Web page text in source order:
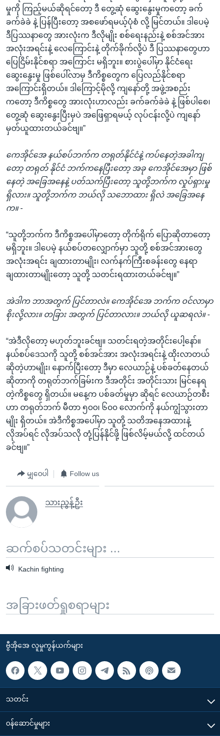
မှုကို ကြည့်မယ်ဆိုရင်တော့ ဒီ တွေ့ဆုံ ဆွေးနွေးမှုကတော့ ခက်
ခက်ခဲခဲ နဲ့ ပြန်ပြီးတော့ အစဖော်ရမယ့်ပုံစံ လို့ မြင်တယ်။ ဒါပေမဲ့
ဒီပြဿနာတွေ အားလုံးက ဒီလိုမျိုး စစ်ရေးနည်းနဲ့ စစ်အင်အား
အလုံးအရင်းနဲ့ လေကြောင်းနဲ့ တိုက်ခိုက်လို့ပဲ ဒီ ပြဿနာတွေဟာ
ပြေငြိမ်းနိုင်စရာ အကြောင်း မရှိဘူး။ စားပွဲပေါ်မှာ နိုင်ငံရေး
ဆွေးနွေးမှု ဖြစ်ပေါ်လာမှ ဒီကိစ္စတွေက ပြေလည်နိုင်စရာ
အကြောင်းရှိတယ်။ ဒါကြောင့်မိုလို့ ကျနော်တို့ အဖွဲ့အစည်း
ကတော့ ဒီကိစ္စတွေ အားလုံးဟာလည်း ခက်ခက်ခဲခဲ နဲ့ ဖြစ်ပါစေ၊
တွေ့ဆုံ ဆွေးနွေးပြီးမှပဲ အဖြေရှာရမယ့် လုပ်ငန်းလို့ပဲ ကျနော်
မှတ်ယူထားတယ်ခင်ဗျ။”
ကေအိုင်အေ နယ်စပ်ဘက်က တရုတ်နိုင်ငံနဲ့ ကပ်နေတဲ့အခါကျ
တော့ တရုတ် နိုင်ငံ ဘက်ကနေပြီးတော့ အခု ကေအိုင်အေမှာ ဖြစ်
နေတဲ့ အခြေအနေနဲ့ ပတ်သက်ပြီးတော့ သူတို့ဘက်က လှုပ်ရှားမှု
ရှိလား။ သူတို့ဘက်က ဘယ်လို သဘောထား ရှိလဲ အခြေအနေ
က။ -
“သူတို့ဘက်က ဒီကိစ္စအပေါ်မှာတော့ တိုက်ရိုက် ပြောဆိုတာတော့
မရှိဘူး။ ဒါပေမဲ့ နယ်စပ်တလျှောက်မှာ သူတို့ စစ်အင်အားတွေ
အလုံးအရင်း ချထားတာမျိုး၊ လက်နက်ကြီးစခန်းတွေ နေရာ
ချထားတာမျိုးတော့ သူတို့ သတင်းရထားတယ်ခင်ဗျ။”
အဲဒါက ဘာအတွက် ပြင်တာလဲ။ ကေအိုင်အေ ဘက်က ဝင်လာမှာ
စိုးလို့လား။ တခြား အတွက် ပြင်တာလား။ ဘယ်လို ယူဆရလဲ။ -
“အဲဒီလိုတော့ မဟုတ်ဘူးခင်ဗျ။ သတင်းရတဲ့အတိုင်းပေါ့နော်။
နယ်စပ်ဒေသကို သူတို့ စစ်အင်အား အလုံးအရင်းနဲ့ ထိုးလာတယ်
ဆိုတဲ့ဟာမျိုး၊ နောက်ပြီးတော့ ဒီမှာ လေယာဉ်နဲ့ ပစ်ခတ်နေတယ်
ဆိုတာကို တရုတ်ဘက်ခြမ်းက ဒီအတိုင်း အတိုင်းသား မြင်နေရ
တဲ့ကိစ္စတွေ ရှိတယ်။ မနေ့က ပစ်ခတ်မှုမှာ ဆိုရင် လေယာဉ်တစီး
ဟာ တရုတ်ဘက် မီတာ ၅၀၀၊ ၆၀၀ လောက်ကို နယ်ကျွံသွားတာ
မျိုး ရှိတယ်။ အဲဒီကိစ္စအပေါ်မှာ သူတို့ သတိအနေအထားနဲ့
လိုအပ်ရင် လိုအပ်သလို တုံ့ပြန်နိုင်ဖို့ ဖြစ်လိမ့်မယ်လို့ ထင်တယ်
ခင်ဗျ။”
မျှဝေပါ Follow us
သားညွန့်ဦး
ဆက်စပ်သတင်းများ ...
Kachin fighting
အခြားဖတ်ရှုစရာများ
ဗွီအိုအေ လူမှုကွန်ယက်များ
သတင်း
၀န်ဆောင်မှုများ